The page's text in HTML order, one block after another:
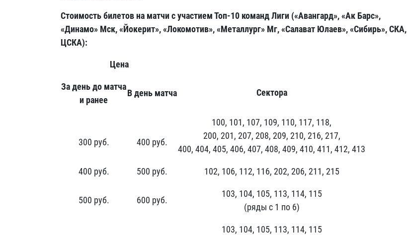
Стоимость билетов на матчи с участием Топ-10 команд Лиги («Авангард», «Ак Барс»,
«Динамо» Мск, «Йокерит», «Локомотив», «Металлург» Мг, «Салават Юлаев», «Сибирь», СКА,
ЦСКА):
Цена
Сектора
За день до матча
и ранее
В день матча
300 руб. 400 руб.
100, 101, 107, 109, 110, 117, 118,
200, 201, 207, 208, 209, 210, 216, 217,
400, 404, 405, 406, 407, 408, 409, 410, 411, 412, 413
400 руб. 500 руб. 102, 106, 112, 116, 202, 206, 211, 215
500 руб. 600 руб.
103, 104, 105, 113, 114, 115
(ряды с 1 по 6)
103, 104, 105, 113, 114, 115